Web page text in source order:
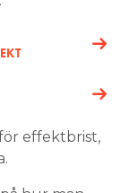
effektbrist,
allt
kan